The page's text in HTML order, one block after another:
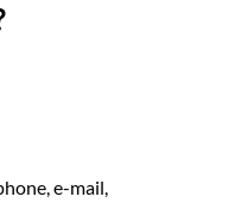
e-mail,